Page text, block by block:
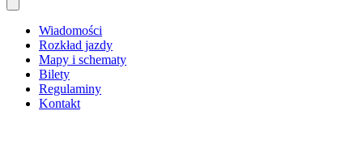
Wiadomości
Rozkład jazdy
Mapy i schematy
Bilety
Regulaminy
Kontakt